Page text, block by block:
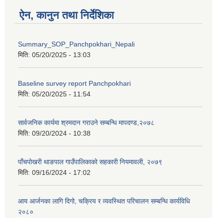
ऐन, कानुन तथा निर्देशिका
Summary_SOP_Panchpokhari_Nepali
मिति: 05/20/2025 - 13:03
Baseline survey report Panchpokhari
मिति: 05/20/2025 - 11:54
सार्वजनिक कार्यमा श्रमदान गराउने सम्बन्धि मापदण्ड,२०७८
मिति: 09/20/2024 - 10:38
पाँचपोखरी थाङपाल गाउँपालिकाको सहकारी नियमावली, २०७९
मिति: 09/16/2024 - 17:02
आय आर्जनका लागि दिगो, चक्रिय र व्यवस्थित परिचालन सम्बन्धि कार्यविधि
२०८०